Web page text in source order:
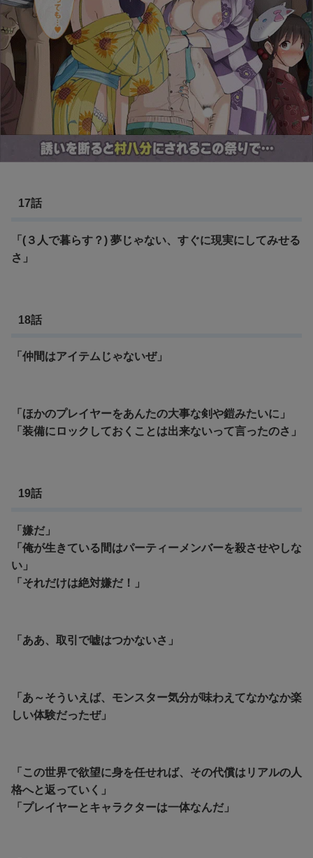
17話
「(３人で暮らす？) 夢じゃない、すぐに現実にしてみせる
さ」
18話
「仲間はアイテムじゃないぜ」
「ほかのプレイヤーをあんたの大事な剣や鎧みたいに」
「装備にロックしておくことは出来ないって言ったのさ」
19話
「嫌だ」
「 俺が生きている間はパーティーメンバーを殺させやしな
い」
「それだけは絶対嫌だ！」
「ああ、取引で嘘はつかないさ」
「あ～そういえば、モンスター気分が味わえてなかなか楽
しい体験だったぜ」
「この世界で欲望に身を任せれば、その代償はリアルの人
格へと返っていく」
「プレイヤーとキャラクターは一体なんだ」